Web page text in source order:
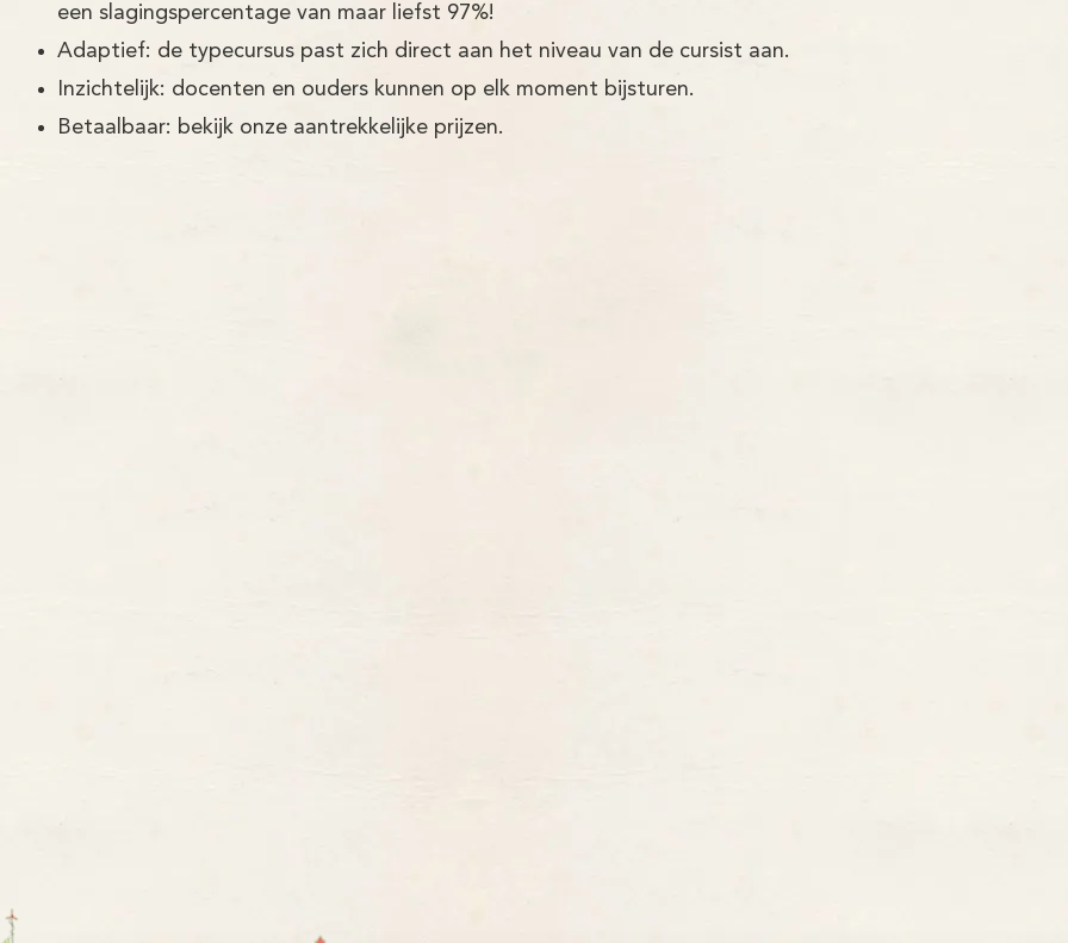
een slagingspercentage van maar liefst 97%!
Adaptief: de typecursus past zich direct aan het niveau van de cursist aan.
Inzichtelijk: docenten en ouders kunnen op elk moment bijsturen.
Betaalbaar: bekijk onze aantrekkelijke prijzen.